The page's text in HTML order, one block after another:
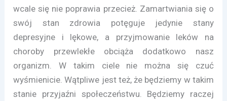
wcale się nie poprawia przecież. Zamartwiania się o
swój stan zdrowia potęguje jedynie stany
depresyjne i lękowe, a przyjmowanie leków na
choroby przewlekłe obciąża dodatkowo nasz
organizm. W takim ciele nie można się czuć
wyśmienicie. Wątpliwe jest też, że będziemy w takim
stanie przyjaźni społeczeństwu. Będziemy raczej